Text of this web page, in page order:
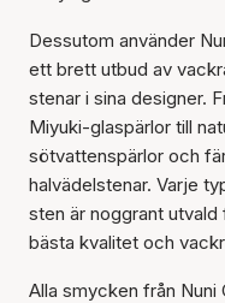
Dessutom använder
ett brett utbud av
stenar i sina designer.
Miyuki-glaspärlor till
sötvattenspärlor och
halvädelstenar. Varje
sten är noggrant
bästa kvalitet och
Alla smycken från Nuni